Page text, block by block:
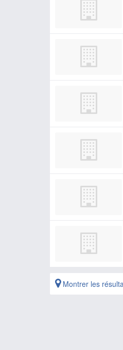
Montrer les